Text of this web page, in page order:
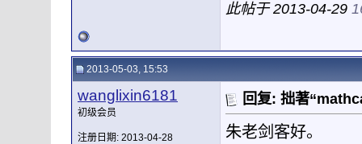
此帖于 2013-04-29
2013-05-03, 15:53
wanglixin6181
初级会员
注册日期: 2013-04-28
回复: 拙著
朱老剑客好。